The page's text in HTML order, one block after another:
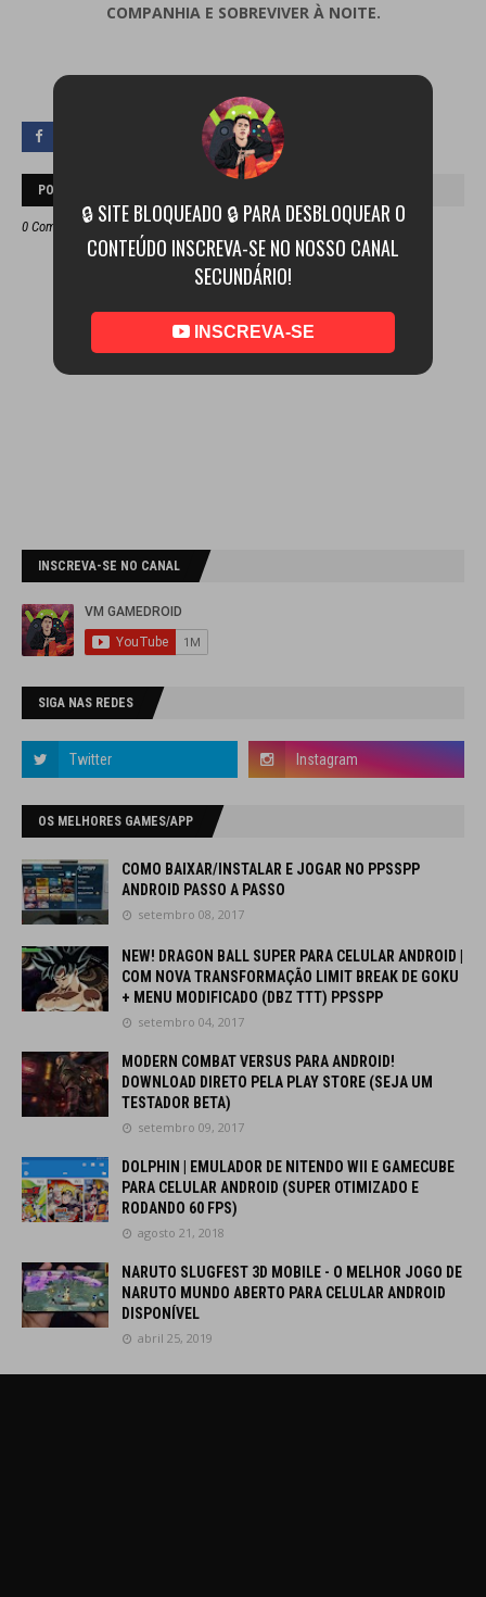
COMPANHIA E SOBREVIVER À NOITE.
POSTAR UM COMENTÁRIO
0 Comentários
INSCREVA-SE NO CANAL
SIGA NAS REDES
OS MELHORES GAMES/APP
COMO BAIXAR/INSTALAR E JOGAR NO PPSSPP
ANDROID PASSO A PASSO
setembro 08, 2017
NEW! DRAGON BALL SUPER PARA CELULAR ANDROID |
COM NOVA TRANSFORMAÇÃO LIMIT BREAK DE GOKU
+ MENU MODIFICADO (DBZ TTT) PPSSPP
setembro 04, 2017
MODERN COMBAT VERSUS PARA ANDROID!
DOWNLOAD DIRETO PELA PLAY STORE (SEJA UM
TESTADOR BETA)
setembro 09, 2017
DOLPHIN | EMULADOR DE NITENDO WII E GAMECUBE
PARA CELULAR ANDROID (SUPER OTIMIZADO E
RODANDO 60 FPS)
agosto 21, 2018
NARUTO SLUGFEST 3D MOBILE - O MELHOR JOGO DE
NARUTO MUNDO ABERTO PARA CELULAR ANDROID
DISPONÍVEL
abril 25, 2019
🔒 SITE BLOQUEADO 🔒 PARA DESBLOQUEAR O
CONTEÚDO INSCREVA-SE NO NOSSO CANAL
SECUNDÁRIO!
INSCREVA-SE